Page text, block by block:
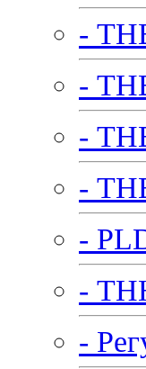
-
-
-
-
-
-
-